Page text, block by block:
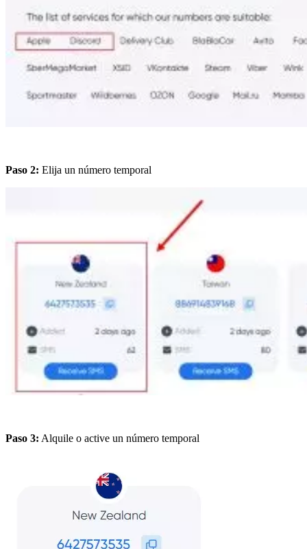
Paso 2: Elija un número temporal
Paso 3: Alquile o active un número temporal